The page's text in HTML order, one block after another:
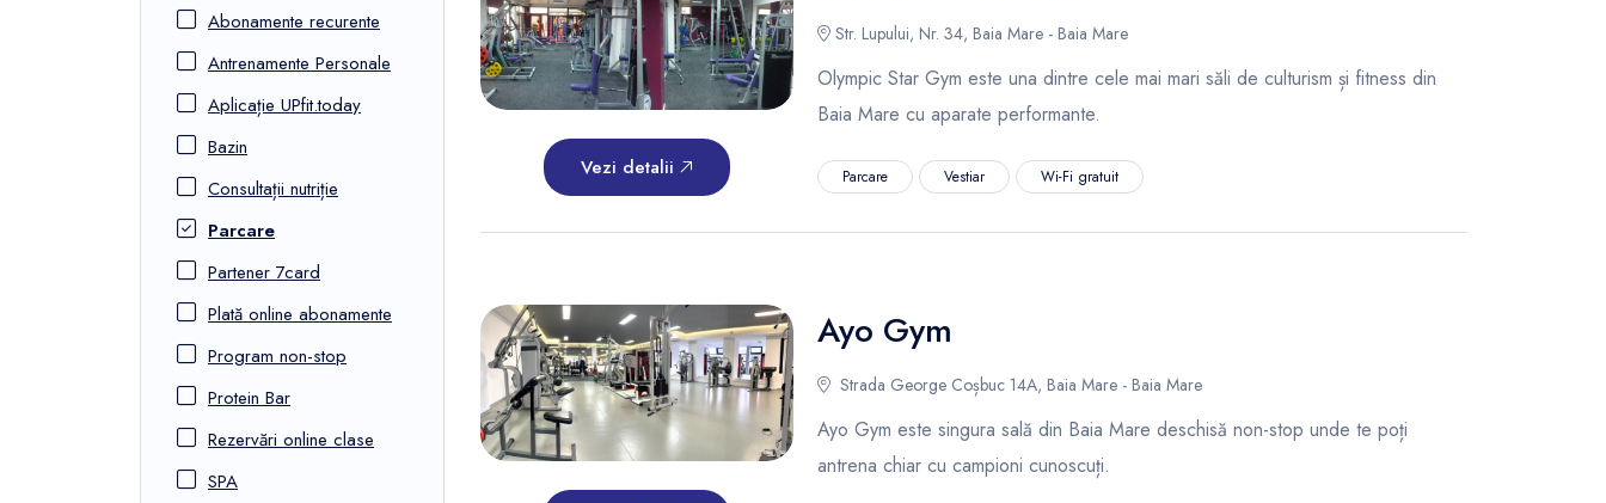
Abonamente recurente
Antrenamente Personale
Aplicație UPfit.today
Bazin
Consultații nutriție
Parcare
Partener 7card
Plată online abonamente
Program non-stop
Protein Bar
Rezervări online clase
SPA
Vezi detalii
Str. Lupului, Nr. 34, Baia Mare - Baia Mare
Olympic Star Gym este una dintre cele mai mari săli de culturism și fitness din
Baia Mare cu aparate performante.
Parcare Vestiar Wi-Fi gratuit
Ayo Gym
Strada George Coșbuc 14A, Baia Mare - Baia Mare
Ayo Gym este singura sală din Baia Mare deschisă non-stop unde te poți
antrena chiar cu campioni cunoscuți.